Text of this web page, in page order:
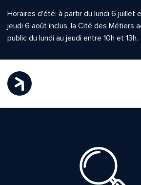
Horaires d'été: à partir du lundi 6 juillet
jeudi 6 août inclus, la Cité des Métiers
public du lundi au jeudi entre 10h et 13h.